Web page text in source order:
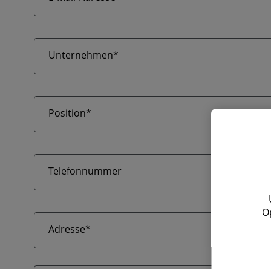
Unternehmen*
Position*
Telefonnummer
Adresse*